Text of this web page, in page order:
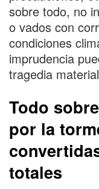
sobre todo, no
o vados con
condiciones
imprudencia
tragedia
Todo
por la
totales